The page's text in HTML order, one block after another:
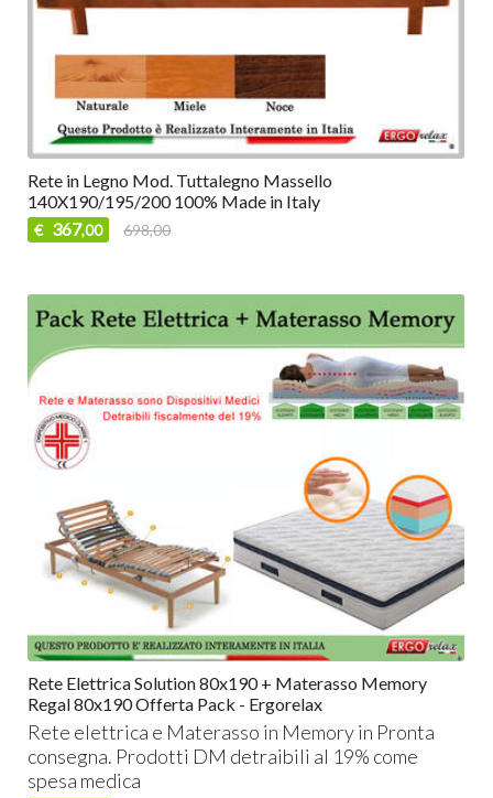
Rete in Legno Mod. Tuttalegno Massello
140X190/195/200 100% Made in Italy
€ 367,00 698,00
Rete Elettrica Solution 80x190 + Materasso Memory
Regal 80x190 Offerta Pack - Ergorelax
Rete elettrica e Materasso in Memory in Pronta
consegna. Prodotti DM detraibili al 19% come
spesa medica